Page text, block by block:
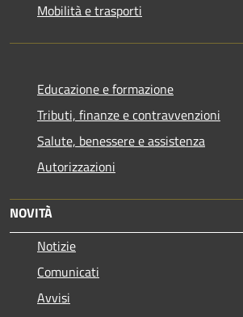
Mobilità e trasporti
Educazione e formazione
Tributi, finanze e contravvenzioni
Salute, benessere e assistenza
Autorizzazioni
NOVITÀ
Notizie
Comunicati
Avvisi